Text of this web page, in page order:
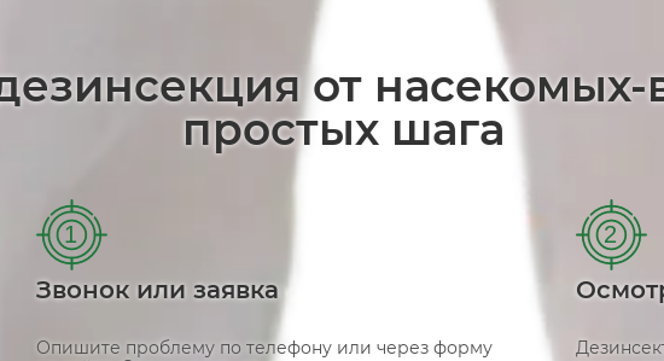
от
простых шага
1
Звонок или заявка
Опишите проблему по телефону или через форму
2